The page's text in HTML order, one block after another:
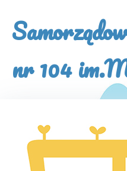
nr 104